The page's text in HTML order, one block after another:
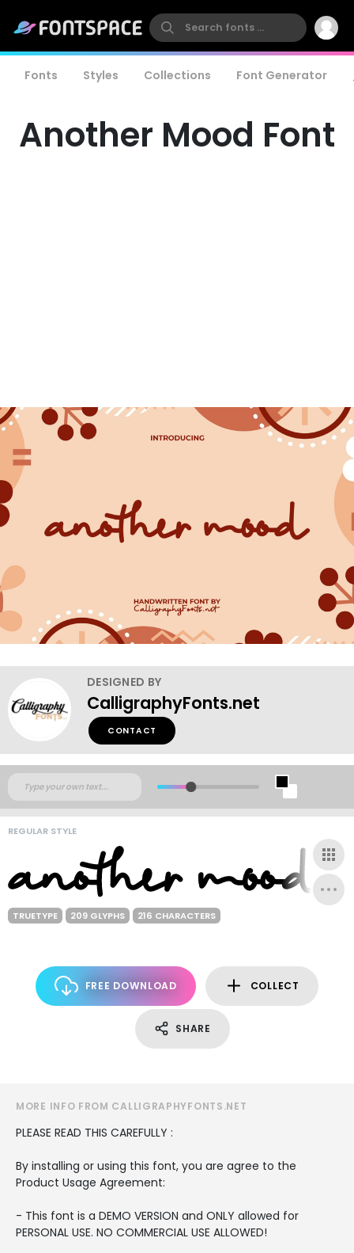
Fonts Styles Collections Font Generator
Another Mood Font
DESIGNED BY
CalligraphyFonts.net
CONTACT
REGULAR STYLE
TRUETYPE 209 GLYPHS 216 CHARACTERS
FREE DOWNLOAD COLLECT
SHARE
MORE INFO FROM CALLIGRAPHYFONTS.NET
PLEASE READ THIS CAREFULLY :
By installing or using this font, you are agree to the
Product Usage Agreement:
- This font is a DEMO VERSION and ONLY allowed for
PERSONAL USE. NO COMMERCIAL USE ALLOWED!